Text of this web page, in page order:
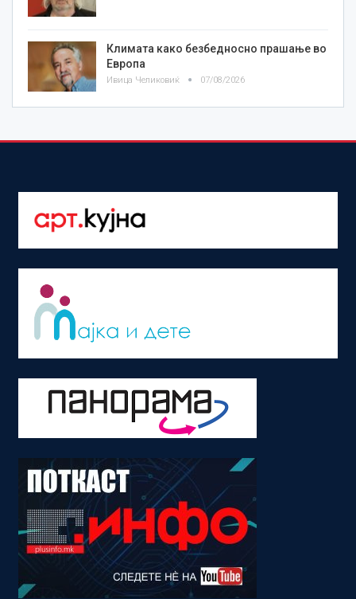
Климата како безбедносно прашање во
Европа
Ивица Челиковиќ 07/08/2026